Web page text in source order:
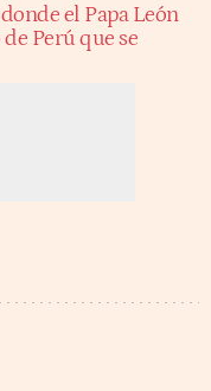
el Papa León
Perú que se